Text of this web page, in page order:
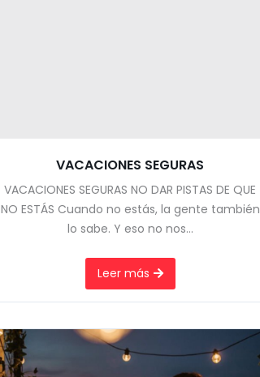
VACACIONES SEGURAS
VACACIONES SEGURAS NO DAR PISTAS DE QUE
NO ESTÁS Cuando no estás, la gente también
lo sabe. Y eso no nos...
Leer más